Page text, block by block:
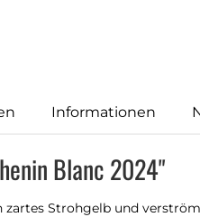
Informationen
Blanc 2024"
zartes Strohgelb und